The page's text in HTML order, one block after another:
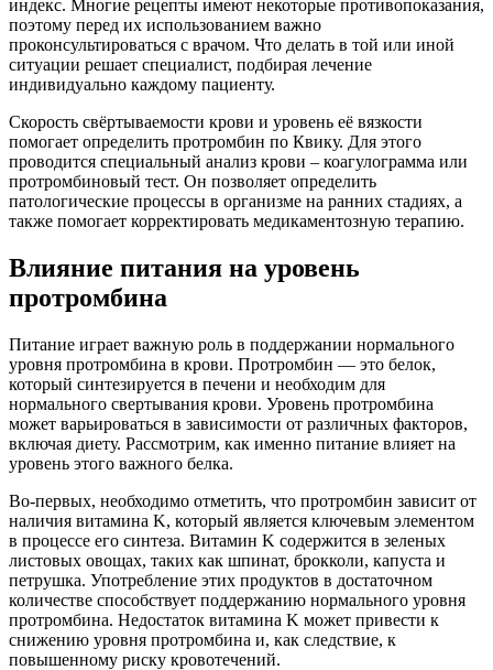
индекс. Многие рецепты имеют некоторые противопоказания,
поэтому перед их использованием важно
проконсультироваться с врачом. Что делать в той или иной
ситуации решает специалист, подбирая лечение
индивидуально каждому пациенту.
Скорость свёртываемости крови и уровень её вязкости
помогает определить протромбин по Квику. Для этого
проводится специальный анализ крови – коагулограмма или
протромбиновый тест. Он позволяет определить
патологические процессы в организме на ранних стадиях, а
также помогает корректировать медикаментозную терапию.
Влияние питания на уровень
протромбина
Питание играет важную роль в поддержании нормального
уровня протромбина в крови. Протромбин — это белок,
который синтезируется в печени и необходим для
нормального свертывания крови. Уровень протромбина
может варьироваться в зависимости от различных факторов,
включая диету. Рассмотрим, как именно питание влияет на
уровень этого важного белка.
Во-первых, необходимо отметить, что протромбин зависит от
наличия витамина K, который является ключевым элементом
в процессе его синтеза. Витамин K содержится в зеленых
листовых овощах, таких как шпинат, брокколи, капуста и
петрушка. Употребление этих продуктов в достаточном
количестве способствует поддержанию нормального уровня
протромбина. Недостаток витамина K может привести к
снижению уровня протромбина и, как следствие, к
повышенному риску кровотечений.